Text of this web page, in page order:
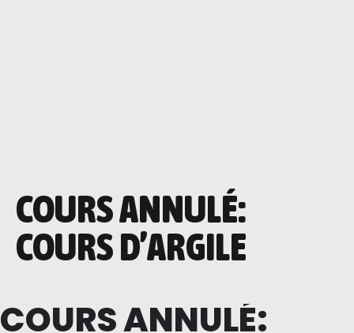
COURS ANNULÉ:
COURS D’ARGILE
COURS ANNULÉ: